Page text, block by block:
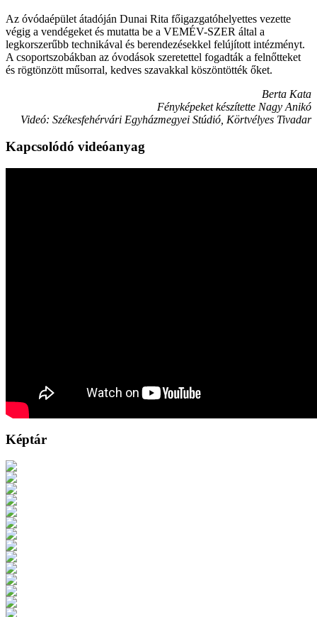
Az óvódaépület átadóján Dunai Rita főigazgatóhelyettes vezette
végig a vendégeket és mutatta be a VEMÉV-SZER által a
legkorszerűbb technikával és berendezésekkel felújított intézményt.
A csoportszobákban az óvodások szeretettel fogadták a felnőtteket
és rögtönzött műsorral, kedves szavakkal köszöntötték őket.
Berta Kata
Fényképeket készítette Nagy Anikó
Videó: Székesfehérvári Egyházmegyei Stúdió, Körtvélyes Tivadar
Kapcsolódó videóanyag
Képtár